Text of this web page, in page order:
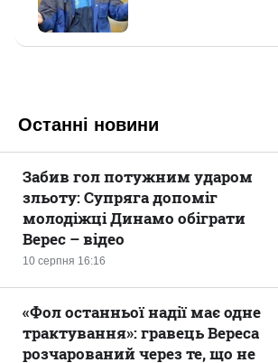
Останні новини
10 серпня 16:16
Забив гол потужним ударом
зльоту: Супряга допоміг
молодіжці Динамо обіграти
Верес – відео
«Фол останньої надії має одне
трактування»: гравець Вереса
розчарований через те, що не